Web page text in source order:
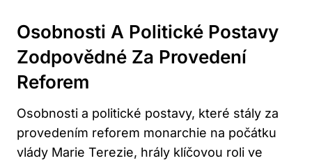
Osobnosti A Politické Postavy
Zodpovědné Za Provedení
Reforem
Osobnosti a politické postavy, které stály za
provedením reforem monarchie na počátku
vlády Marie Terezie, hrály klíčovou roli ve